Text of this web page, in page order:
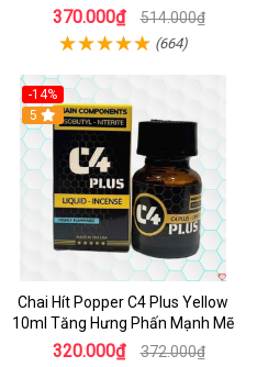
Mạnh
370.000₫ 514.000₫
(664)
-14%
5
Chai Hít Popper C4 Plus Yellow
10ml Tăng Hưng Phấn Mạnh Mẽ
320.000₫ 372.000₫